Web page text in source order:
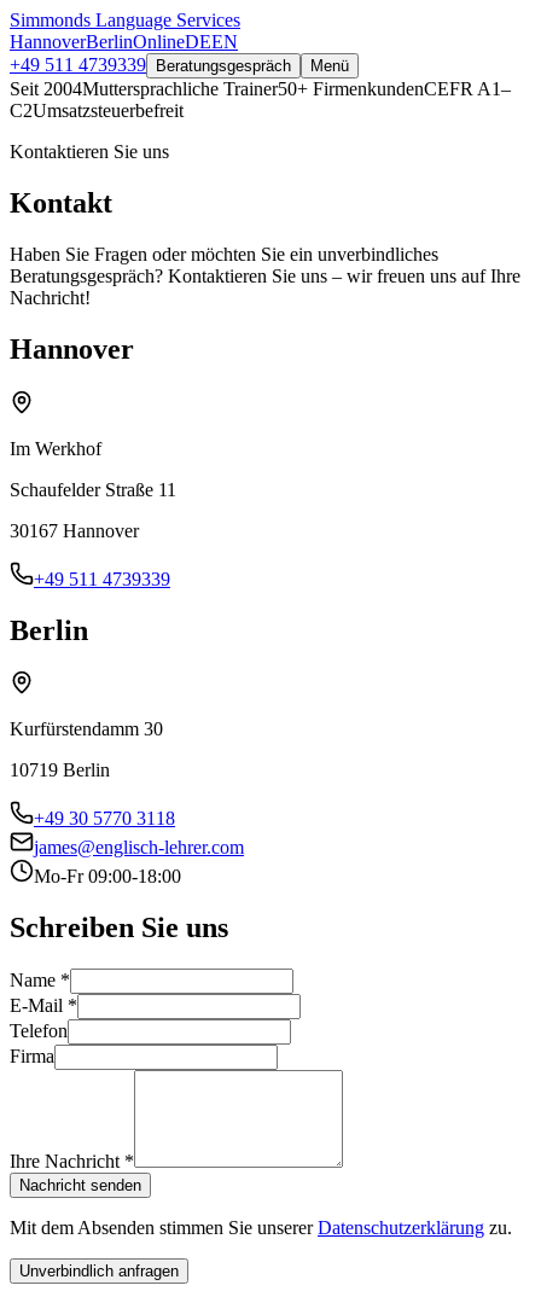
Simmonds Language Services
HannoverBerlinOnlineDEEN
+49 511 4739339
Beratungsgespräch Menü
Seit 2004Muttersprachliche Trainer50+ FirmenkundenCEFR A1–
C2Umsatzsteuerbefreit
Kontaktieren Sie uns
Kontakt
Haben Sie Fragen oder möchten Sie ein unverbindliches
Beratungsgespräch? Kontaktieren Sie uns – wir freuen uns auf Ihre
Nachricht!
Hannover
Im Werkhof
Schaufelder Straße 11
30167 Hannover
+49 511 4739339
Berlin
Kurfürstendamm 30
10719 Berlin
+49 30 5770 3118
james@englisch-lehrer.com
Mo-Fr 09:00-18:00
Schreiben Sie uns
Name *
E-Mail *
Telefon
Firma
Ihre Nachricht *
Nachricht senden
Mit dem Absenden stimmen Sie unserer Datenschutzerklärung zu.
Unverbindlich anfragen